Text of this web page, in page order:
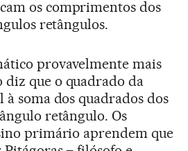
os comprimentos dos
retângulos.
provavelmente mais
diz que o quadrado da
soma dos quadrados dos
retângulo. Os
primário aprendem que